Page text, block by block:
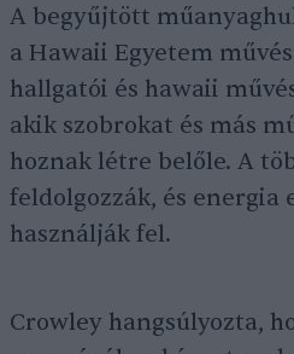
A begyűjtött
a Hawaii Egyetem
hallgatói és hawaii
akik szobrokat és más
hoznak létre belőle. A
feldolgozzák, és energia
használják fel.
Crowley hangsúlyozta,